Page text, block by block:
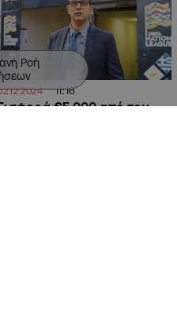
11:16
€5.000 από τον
Ροή